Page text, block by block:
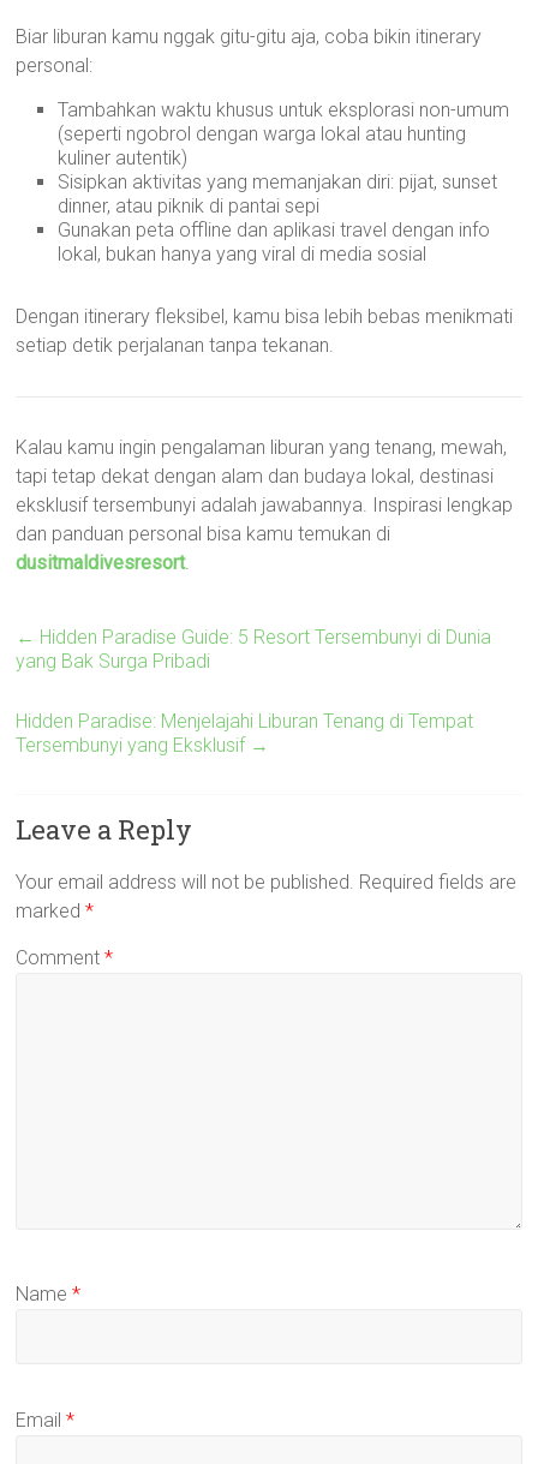
Biar liburan kamu nggak gitu-gitu aja, coba bikin itinerary
personal:
Tambahkan waktu khusus untuk eksplorasi non-umum
(seperti ngobrol dengan warga lokal atau hunting
kuliner autentik)
Sisipkan aktivitas yang memanjakan diri: pijat, sunset
dinner, atau piknik di pantai sepi
Gunakan peta offline dan aplikasi travel dengan info
lokal, bukan hanya yang viral di media sosial
Dengan itinerary fleksibel, kamu bisa lebih bebas menikmati
setiap detik perjalanan tanpa tekanan.
Kalau kamu ingin pengalaman liburan yang tenang, mewah,
tapi tetap dekat dengan alam dan budaya lokal, destinasi
eksklusif tersembunyi adalah jawabannya. Inspirasi lengkap
dan panduan personal bisa kamu temukan di
dusitmaldivesresort.
← Hidden Paradise Guide: 5 Resort Tersembunyi di Dunia
yang Bak Surga Pribadi
Hidden Paradise: Menjelajahi Liburan Tenang di Tempat
Tersembunyi yang Eksklusif →
Leave a Reply
Your email address will not be published. Required fields are
marked*
Comment*
Name*
Email*